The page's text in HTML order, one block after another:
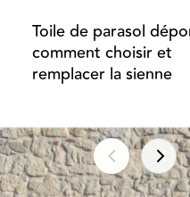
Toile de parasol
comment choisir et
remplacer la sienne